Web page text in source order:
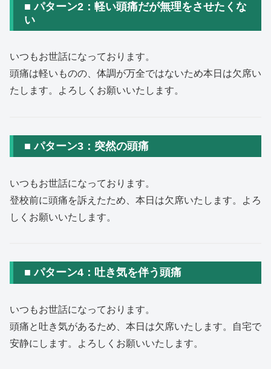
■ パターン2：軽い頭痛だが無理をさせたくな
い
いつもお世話になっております。
頭痛は軽いものの、体調が万全ではないため本日は欠席い
たします。よろしくお願いいたします。
■ パターン3：突然の頭痛
いつもお世話になっております。
登校前に頭痛を訴えたため、本日は欠席いたします。よろ
しくお願いいたします。
■ パターン4：吐き気を伴う頭痛
いつもお世話になっております。
頭痛と吐き気があるため、本日は欠席いたします。自宅で
安静にします。よろしくお願いいたします。